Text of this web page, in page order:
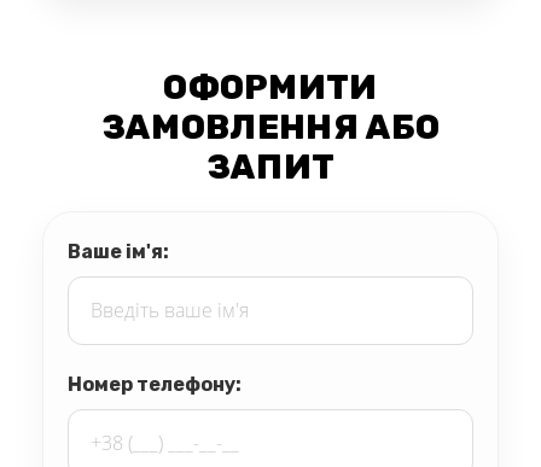
ОФОРМИТИ
ЗАМОВЛЕННЯ АБО
ЗАПИТ
Ваше ім'я:
Номер телефону: